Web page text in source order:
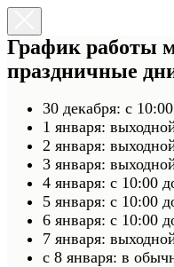
График работы
праздничные
30 декабря: с
1 января:
2 января:
3 января:
4 января: с 10:00
5 января: с 10:00
6 января: с 10:00
7 января:
c 8 января: в